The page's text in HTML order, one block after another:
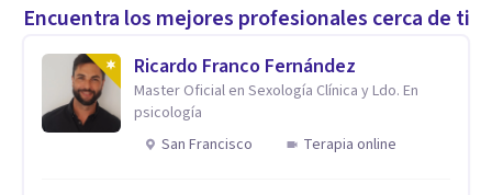
Encuentra los mejores profesionales cerca de ti
Ricardo Franco Fernández
Master Oficial en Sexología Clínica y Ldo. En
psicología
San Francisco
Terapia online